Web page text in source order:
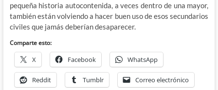
pequeña historia autocontenida, a veces dentro de una mayor,
también están volviendo a hacer buen uso de esos secundarios
civiles que jamás deberían desaparecer.
Comparte esto:
X Facebook WhatsApp
Reddit Tumblr Correo electrónico